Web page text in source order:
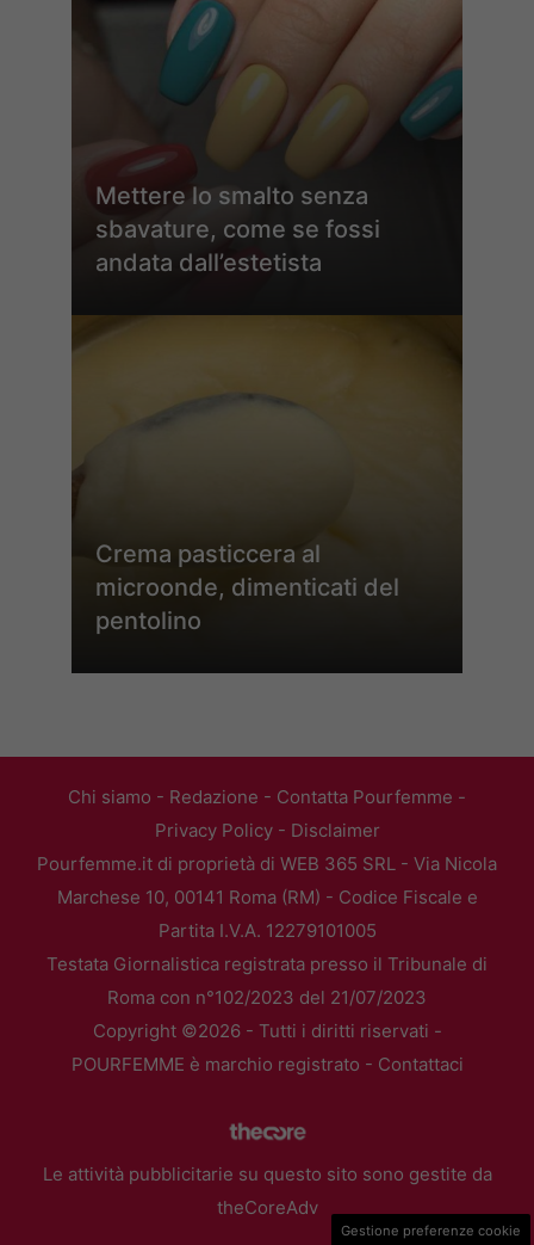
Mettere lo smalto senza
sbavature, come se fossi
andata dall’estetista
Crema pasticcera al
microonde, dimenticati del
pentolino
Chi siamo - Redazione - Contatta Pourfemme -
Privacy Policy- Disclaimer
Pourfemme.it di proprietà di WEB 365 SRL - Via Nicola
Marchese 10, 00141 Roma (RM) - Codice Fiscale e
Partita I.V.A. 12279101005
Testata Giornalistica registrata presso il Tribunale di
Roma con n°102/2023 del 21/07/2023
Copyright ©2026 - Tutti i diritti riservati -
POURFEMME è marchio registrato - Contattaci
Le attività pubblicitarie su questo sito sono gestite da
theCoreAdv
Gestione preferenze cookie